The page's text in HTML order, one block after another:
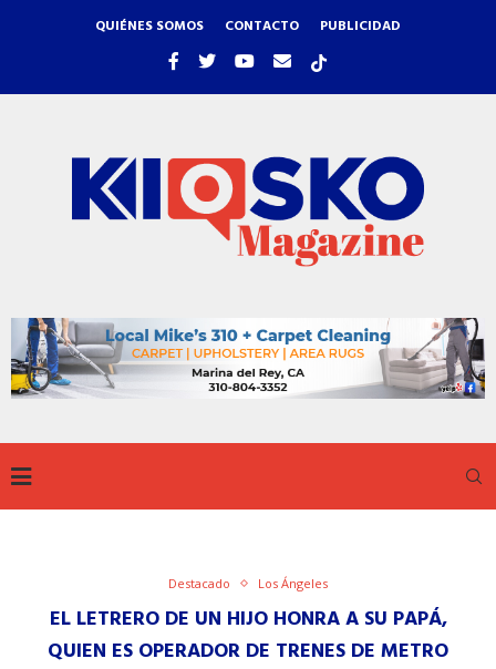
QUIÉNES SOMOS CONTACTO PUBLICIDAD
Destacado Los Ángeles
EL LETRERO DE UN HIJO HONRA A SU PAPÁ,
QUIEN ES OPERADOR DE TRENES DE METRO